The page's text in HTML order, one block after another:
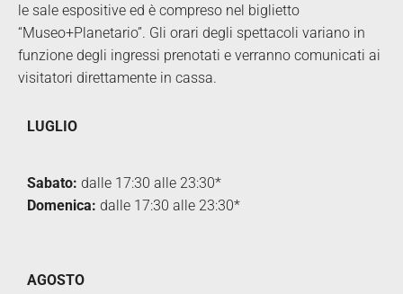
le sale espositive ed è compreso nel biglietto
“Museo+Planetario”. Gli orari degli spettacoli variano in
funzione degli ingressi prenotati e verranno comunicati ai
visitatori direttamente in cassa.
LUGLIO
Sabato: dalle 17:30 alle 23:30*
Domenica: dalle 17:30 alle 23:30*
AGOSTO